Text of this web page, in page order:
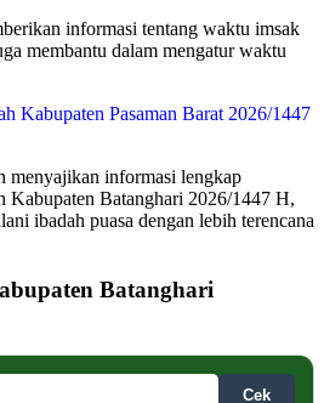
informasi tentang waktu imsak
membantu dalam mengatur waktu
Kabupaten Pasaman Barat 2026/1447
menyajikan informasi lengkap
Kabupaten Batanghari 2026/1447 H,
ibadah puasa dengan lebih terencana
Batanghari
Cek